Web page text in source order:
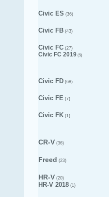
Civic ES (36)
Civic FB (43)
Civic FC (27)
Civic FC 2019 (5)
Civic FD (68)
Civic FE (7)
Civic FK (1)
CR-V (36)
Freed (23)
HR-V (20)
HR-V 2018 (1)